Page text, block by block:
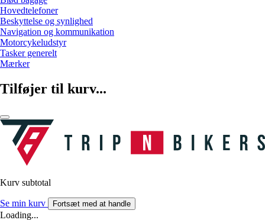
Hovedtelefoner
Beskyttelse og synlighed
Navigation og kommunikation
Motorcykeludstyr
Tasker generelt
Mærker
Tilføjer til kurv...
Kurv subtotal
Se min kurv Fortsæt med at handle
Loading...